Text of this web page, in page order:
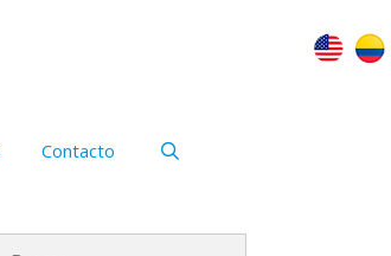
Contacto